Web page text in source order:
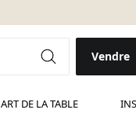
Vendre
ART DE LA TABLE